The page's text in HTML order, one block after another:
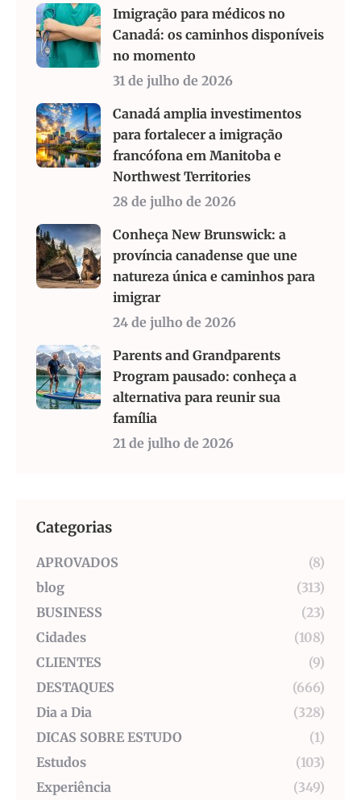
Imigração para médicos no
Canadá: os caminhos disponíveis
no momento
31 de julho de 2026
Canadá amplia investimentos
para fortalecer a imigração
francófona em Manitoba e
Northwest Territories
28 de julho de 2026
Conheça New Brunswick: a
província canadense que une
natureza única e caminhos para
imigrar
24 de julho de 2026
Parents and Grandparents
Program pausado: conheça a
alternativa para reunir sua
família
21 de julho de 2026
Categorias
APROVADOS
(8)
blog
(313)
BUSINESS
(23)
Cidades
(108)
CLIENTES
(9)
DESTAQUES
(666)
Dia a Dia
(328)
DICAS SOBRE ESTUDO
(1)
Estudos
(103)
Experiência
(349)